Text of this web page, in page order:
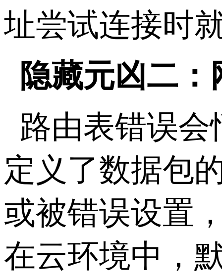
址尝试连接时
隐藏元凶二
路由表错误
定义了数据包
或被错误设置
在云环境中，